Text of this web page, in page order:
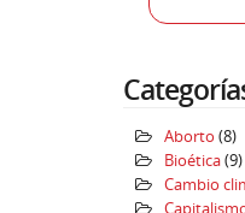
Aborto (8)
Bioética(9)
Cambio